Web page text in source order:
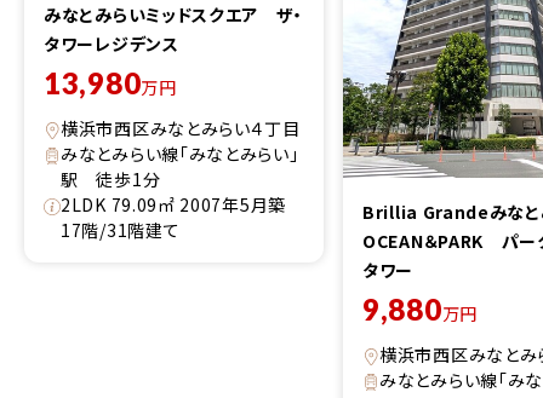
みなとみらいミッドスクエア ザ・
タワーレジデンス
13,980万円
横浜市西区みなとみらい４丁目
みなとみらい線「みなとみらい」
駅 徒歩1分
2LDK 79.09㎡ 2007年5月築
17階/31階建て
Brillia Grandeみなと
OCEAN＆PARK パー
タワー
9,880万円
横浜市西区みなとみ
みなとみらい線「み